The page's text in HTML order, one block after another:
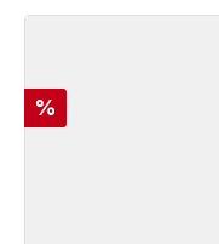
Réduction
%